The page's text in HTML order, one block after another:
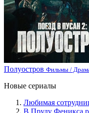
Полуостров Фильмы /
Новые сериалы
Любимая
В Пруду Феникса